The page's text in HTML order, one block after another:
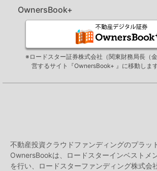
OwnersBook+
※ロードスター証券株式会社（関東財務局長（
営するサイト『OwnersBook+ 』に移動しま
不動産投資クラウドファンディングのプラッ
OwnersBookは、ロードスターインベストメ
を行い、ロードスターファンディング株式会